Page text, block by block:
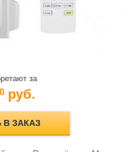
за
руб.
В ЗАКАЗ